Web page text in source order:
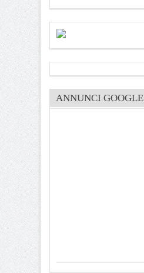
ANNUNCI GOOGLE